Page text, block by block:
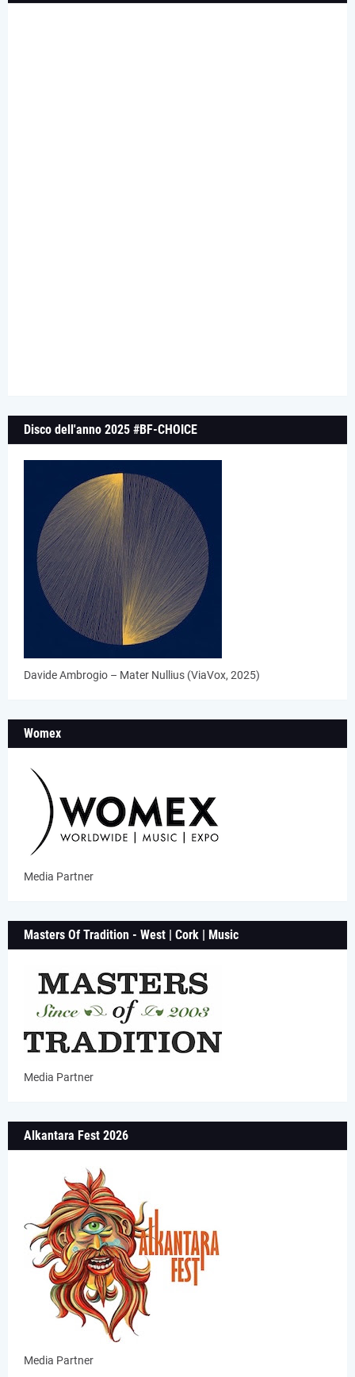
Disco dell'anno 2025 #BF-CHOICE
Davide Ambrogio – Mater Nullius (ViaVox, 2025)
Womex
Media Partner
Masters Of Tradition - West | Cork | Music
Media Partner
Alkantara Fest 2026
Media Partner